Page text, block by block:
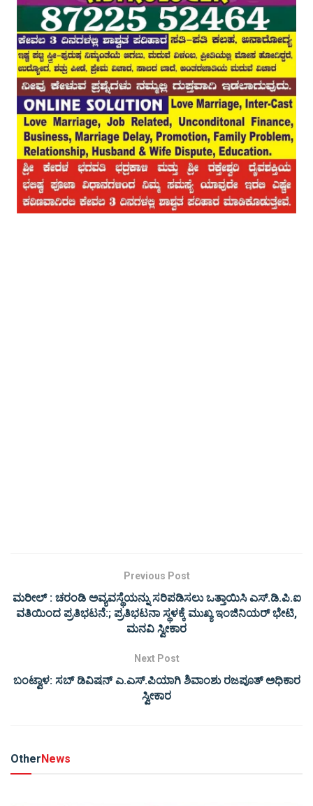
Previous Post
ಮರೀಲ್ : ಚರಂಡಿ ಅವ್ಯವಸ್ಥೆಯನ್ನು ಸರಿಪಡಿಸಲು ಒತ್ತಾಯಿಸಿ ಎಸ್‌.ಡಿ.ಪಿ.ಐ
ವತಿಯಿಂದ ಪ್ರತಿಭಟನೆ:; ಪ್ರತಿಭಟನಾ ಸ್ಥಳಕ್ಕೆ ಮುಖ್ಯ ಇಂಜಿನಿಯರ್ ಭೇಟಿ,
ಮನವಿ ಸ್ವೀಕಾರ
Next Post
ಬಂಟ್ವಾಳ: ಸಬ್ ಡಿವಿಷನ್ ಎ.ಎಸ್.ಪಿಯಾಗಿ ಶಿವಾಂಶು ರಜಪೂತ್ ಅಧಿಕಾರ
ಸ್ವೀಕಾರ
OtherNews